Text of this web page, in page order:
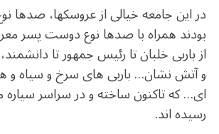
در این جامعه خیالی از عروسکها، صدها
بودند همراه با صدها نوع دوست پسر
از باربی خلبان تا رئیس جمهور تا
و آتش نشان… باربی های سرخ و سیاه و
ای… که تاکنون ساخته و در سراسر
رسیده اند.